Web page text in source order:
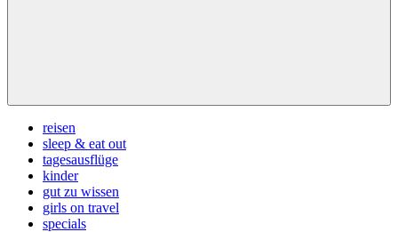
reisen
sleep & eat out
tagesausflüge
kinder
gut zu wissen
girls on travel
specials